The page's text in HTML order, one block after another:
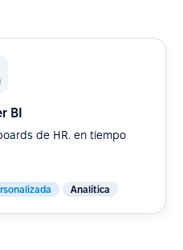
BI
de HR. en tiempo
Analítica